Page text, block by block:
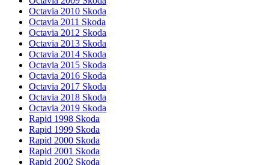
Octavia 2010 Skoda
Octavia 2011 Skoda
Octavia 2012 Skoda
Octavia 2013 Skoda
Octavia 2014 Skoda
Octavia 2015 Skoda
Octavia 2016 Skoda
Octavia 2017 Skoda
Octavia 2018 Skoda
Octavia 2019 Skoda
Rapid 1998 Skoda
Rapid 1999 Skoda
Rapid 2000 Skoda
Rapid 2001 Skoda
Rapid 2002 Skoda